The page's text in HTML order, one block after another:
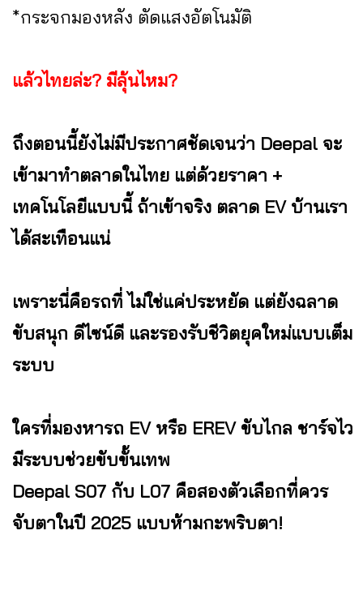
*กระจกมองหลัง ตัดแสงอัตโนมัติ
แล้วไทยล่ะ? มีลุ้นไหม?
ถึงตอนนี้ยังไม่มีประกาศชัดเจนว่า Deepal จะ
เข้ามาทำตลาดในไทย แต่ด้วยราคา +
เทคโนโลยีแบบนี้ ถ้าเข้าจริง ตลาด EV บ้านเรา
ได้สะเทือนแน่
เพราะนี่คือรถที่ ไม่ใช่แค่ประหยัด แต่ยังฉลาด
ขับสนุก ดีไซน์ดี และรองรับชีวิตยุคใหม่แบบเต็ม
ระบบ
ใครที่มองหารถ EV หรือ EREV ขับไกล ชาร์จไว
มีระบบช่วยขับขั้นเทพ
Deepal S07 กับ L07 คือสองตัวเลือกที่ควร
จับตาในปี 2025 แบบห้ามกะพริบตา!